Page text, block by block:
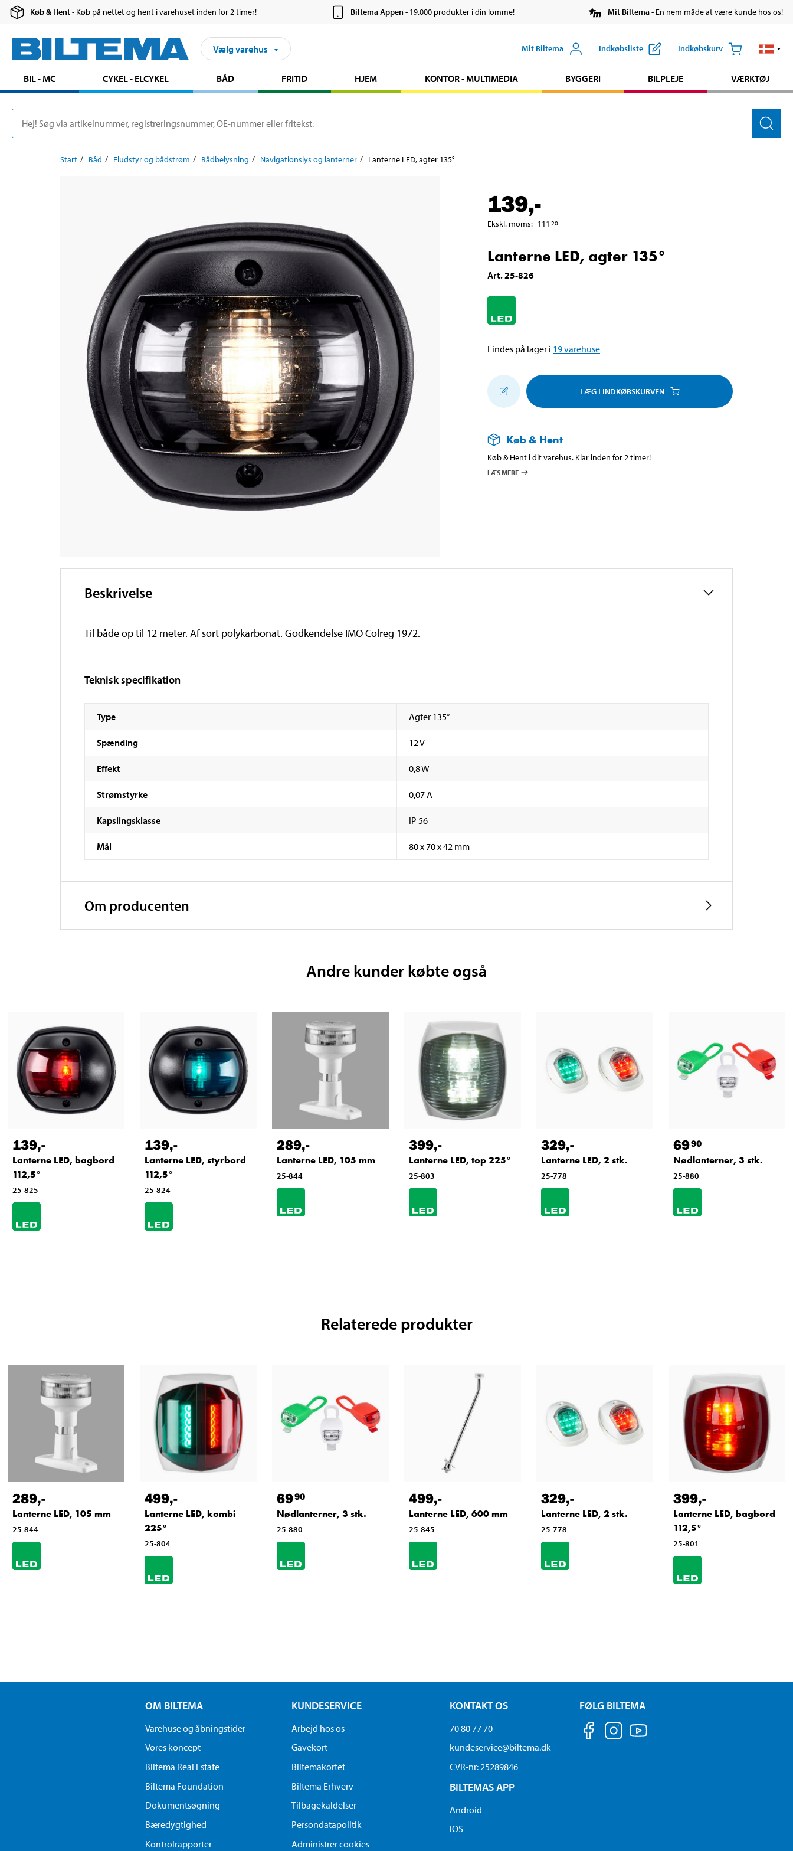
Køb & Hent- Køb på nettet og hent i varehuset inden for 2 timer! Biltema Appen- 19.000 produkter i din lomme! Mit Biltema- En nem måde at være kunde hos os!
Vælg varehus Mit Biltema Indkøbsliste Indkøbskurv
BIL - MC CYKEL - ELCYKEL BÅD FRITID HJEM KONTOR - MULTIMEDIA BYGGERI BILPLEJE VÆRKTØJ
Start Båd Eludstyr og bådstrøm Bådbelysning Navigationslys og lanterner Lanterne LED, agter 135°
139,-
Ekskl. moms: 111 20
Lanterne LED, agter 135°
Art.25-826
Findes på lager i 19varehuse
LÆG I INDKØBSKURVEN
Køb & Hent
Køb & Hent i dit varehus. Klar inden for 2 timer!
LÆS MERE
Beskrivelse
Til både op til 12 meter. Af sort polykarbonat. Godkendelse IMO Colreg 1972.
Teknisk specifikation
Type Agter 135°
Spænding 12 V
Effekt 0,8 W
Strømstyrke 0,07 A
Kapslingsklasse IP 56
Mål 80 x 70 x 42 mm
Om producenten
Andre kunder købte også
139,-
Lanterne LED, bagbord
112,5°
25-825
139,-
Lanterne LED, styrbord
112,5°
25-824
289,-
Lanterne LED, 105 mm
25-844
399,-
Lanterne LED, top 225°
25-803
329,-
Lanterne LED, 2 stk.
25-778
6990
Nødlanterner, 3 stk.
25-880
Relaterede produkter
289,-
Lanterne LED, 105 mm
25-844
499,-
Lanterne LED, kombi
225°
25-804
6990
Nødlanterner, 3 stk.
25-880
499,-
Lanterne LED, 600 mm
25-845
329,-
Lanterne LED, 2 stk.
25-778
399,-
Lanterne LED, bagbord
112,5°
25-801
OM BILTEMA
Varehuse og åbningstider
Vores koncept
Biltema Real Estate
Biltema Foundation
Dokumentsøgning
Bæredygtighed
Kontrolrapporter
KUNDESERVICE
Arbejd hos os
Gavekort
Biltemakortet
Biltema Erhverv
Tilbagekaldelser
Persondatapolitik
Administrer cookies
KONTAKT OS
70 80 77 70
kundeservice@biltema.dk
CVR-nr: 25289846
BILTEMAS APP
Android
iOS
FØLG BILTEMA